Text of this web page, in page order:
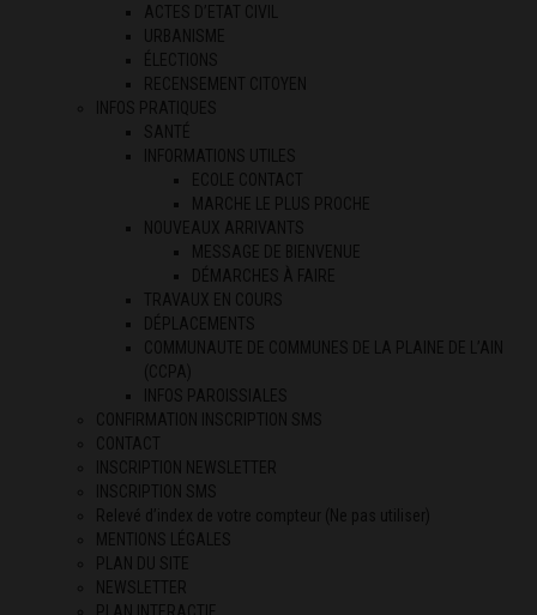
ACTES D’ETAT CIVIL
URBANISME
ÉLECTIONS
RECENSEMENT CITOYEN
INFOS PRATIQUES
SANTÉ
INFORMATIONS UTILES
ECOLE CONTACT
MARCHE LE PLUS PROCHE
NOUVEAUX ARRIVANTS
MESSAGE DE BIENVENUE
DÉMARCHES À FAIRE
TRAVAUX EN COURS
DÉPLACEMENTS
COMMUNAUTE DE COMMUNES DE LA PLAINE DE L’AIN
(CCPA)
INFOS PAROISSIALES
CONFIRMATION INSCRIPTION SMS
CONTACT
INSCRIPTION NEWSLETTER
INSCRIPTION SMS
Relevé d’index de votre compteur (Ne pas utiliser)
MENTIONS LÉGALES
PLAN DU SITE
NEWSLETTER
PLAN INTERACTIF